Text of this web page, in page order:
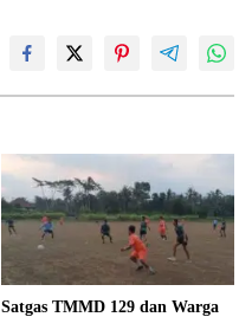
Satgas TMMD 129 dan Warga